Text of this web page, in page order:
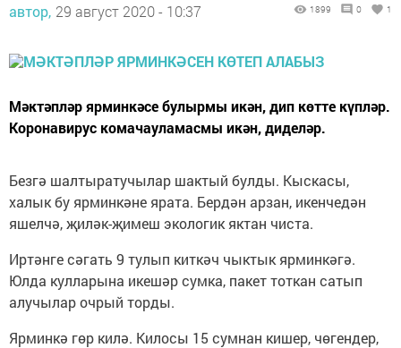
автор, 29 август 2020 - 10:37 1899 0 1
Мәктәпләр ярминкәсе булырмы икән, дип көтте күпләр.
Коронавирус комачауламасмы икән, диделәр.
Безгә шалтыратучылар шактый булды. Кыскасы,
халык бу ярминкәне ярата. Бердән арзан, икенчедән
яшелчә, җиләк-җимеш экологик яктан чиста.
Иртәнге сәгать 9 тулып киткәч чыктык ярминкәгә.
Юлда кулларына икешәр сумка, пакет тоткан сатып
алучылар очрый торды.
Ярминкә гөр килә. Килосы 15 сумнан кишер, чөгендер,